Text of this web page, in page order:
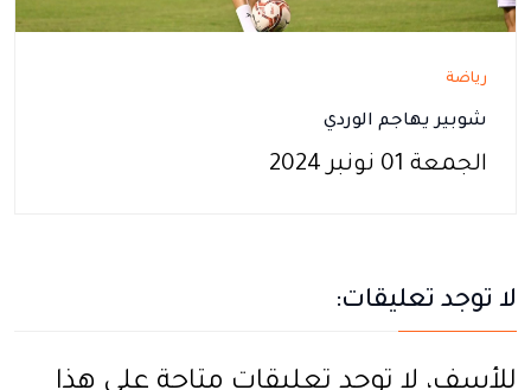
رياضة
شوبير يهاجم الوردي
الجمعة 01 نونبر 2024
لا توجد تعليقات:
للأسف، لا توجد تعليقات متاحة على هذا